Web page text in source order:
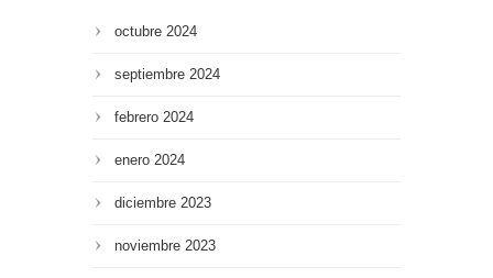
octubre 2024
septiembre 2024
febrero 2024
enero 2024
diciembre 2023
noviembre 2023